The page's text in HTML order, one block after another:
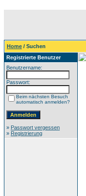
Home / Suchen
Registrierte Benutzer
Benutzername:
Passwort:
Beim nächsten Besuch
automatisch anmelden?
» Passwort vergessen
» Registrierung